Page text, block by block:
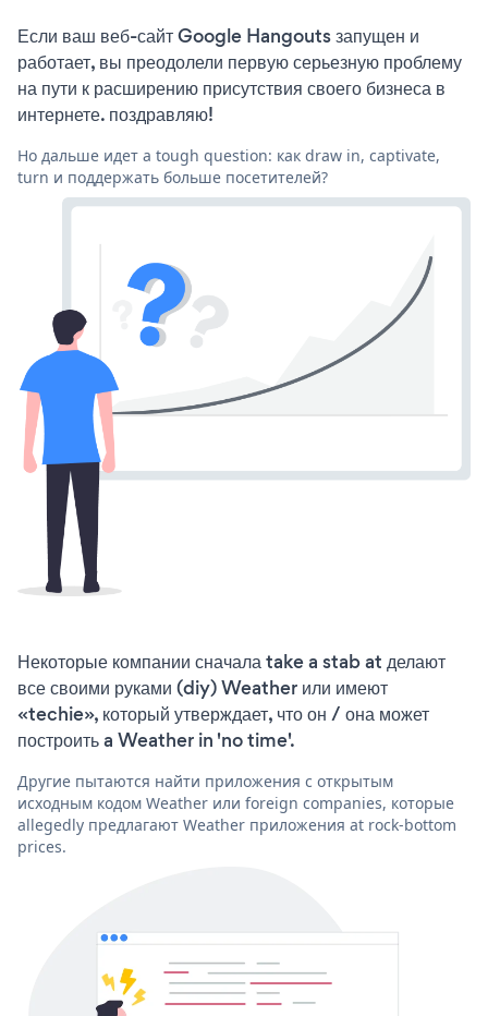
Если ваш веб-сайт Google Hangouts запущен и
работает, вы преодолели первую серьезную проблему
на пути к расширению присутствия своего бизнеса в
интернете. поздравляю!
Но дальше идет a tough question: как draw in, captivate,
turn и поддержать больше посетителей?
Некоторые компании сначала take a stab at делают
все своими руками (diy) Weather или имеют
«techie», который утверждает, что он / она может
построить a Weather in 'no time'.
Другие пытаются найти приложения с открытым
исходным кодом Weather или foreign companies, которые
allegedly предлагают Weather приложения at rock-bottom
prices.